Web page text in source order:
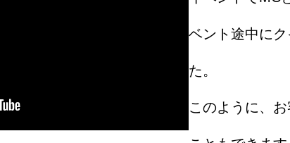
ベント途中に
た。
このように、